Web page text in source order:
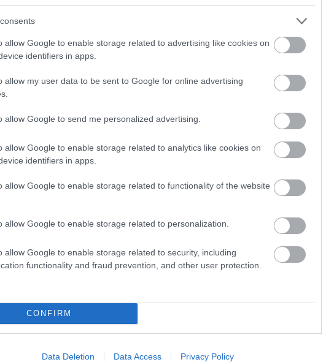
allow Google to enable storage related to advertising like cookies on
identifiers in apps.
allow my user data to be sent to Google for online advertising
allow Google to send me personalized advertising.
allow Google to enable storage related to analytics like cookies on
identifiers in apps.
allow Google to enable storage related to functionality of the website
allow Google to enable storage related to personalization.
allow Google to enable storage related to security, including
functionality and fraud prevention, and other user protection.
CONFIRM
Data Deletion Data Access Privacy Policy
– aztán – a Jóisten tűnik/tudunk már minden – az
azért kell ilyen mennyiség, hogy a párkasszába – mert
lenyúlták simán, ezek nem adtak oda senkinek semmit.
csak – semmi hivatkozással? Csak azt mondta,
kerületben egy fasza lakást? Azt nem tudod? Meg vett
csinálta – Futácsi Feri – itt a Gyarmat utcában, két
az ő lánya, Barbi, a barátnője?) az ott kapott egy ilyen
azzal kezdte még be se ült a székbe – hogy ott
is persze ugye ki csinálta? – Aztán olyan szemét, hogy
még mindig tartozik vagy 3 millióval – és akkor
hogy legalább azért fizesd ki, hogy akkor ne legyen…
csak tanácsadó meg ilyenek. Ilyen egy arcátlan görény.
vele? Hogy valamit csináljon…
nyúlta le.